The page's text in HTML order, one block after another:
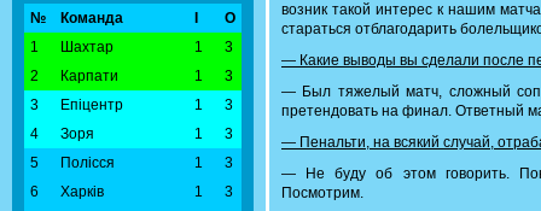
№ Команда
О
1
Шахтар 1
3
2
Карпати 1
3
3
Епіцентр 1
3
4
Зоря 1
3
5
Полісся 1
3
6
Харків 1
3
возник такой интерес к нашим
стараться отблагодарить
— Какие выводы вы сделали после
— Был тяжелый матч, сложный
претендовать на финал. Ответный
— Пенальти, на всякий случай,
— Не буду об этом говорить.
Посмотрим.